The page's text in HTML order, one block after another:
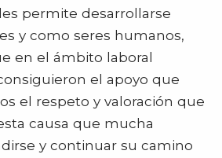
permite desarrollarse
y como seres humanos,
en el ámbito laboral
el apoyo que
el respeto y valoración que
causa que mucha
y continuar su camino